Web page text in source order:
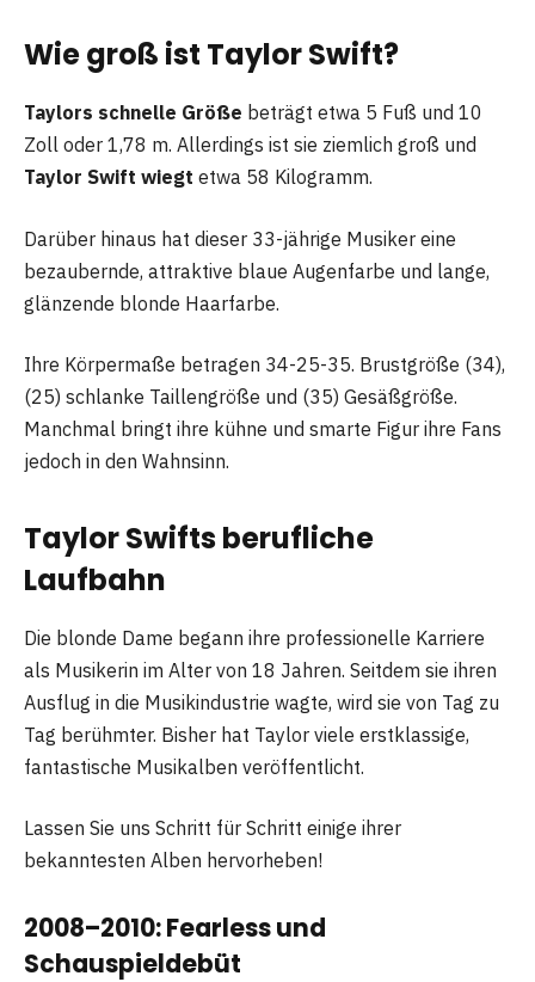
Wie groß ist Taylor Swift?
Taylors schnelle Größe beträgt etwa 5 Fuß und 10
Zoll oder 1,78 m. Allerdings ist sie ziemlich groß und
Taylor Swift wiegt etwa 58 Kilogramm.
Darüber hinaus hat dieser 33-jährige Musiker eine
bezaubernde, attraktive blaue Augenfarbe und lange,
glänzende blonde Haarfarbe.
Ihre Körpermaße betragen 34-25-35. Brustgröße (34),
(25) schlanke Taillengröße und (35) Gesäßgröße.
Manchmal bringt ihre kühne und smarte Figur ihre Fans
jedoch in den Wahnsinn.
Taylor Swifts berufliche
Laufbahn
Die blonde Dame begann ihre professionelle Karriere
als Musikerin im Alter von 18 Jahren. Seitdem sie ihren
Ausflug in die Musikindustrie wagte, wird sie von Tag zu
Tag berühmter. Bisher hat Taylor viele erstklassige,
fantastische Musikalben veröffentlicht.
Lassen Sie uns Schritt für Schritt einige ihrer
bekanntesten Alben hervorheben!
2008–2010: Fearless und
Schauspieldebüt